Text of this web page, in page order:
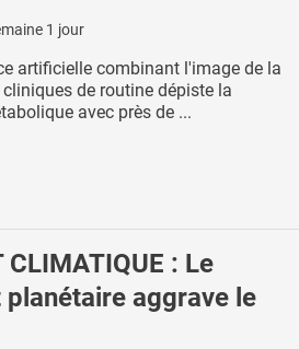
1 jour
artificielle combinant l'image de la
de routine dépiste la
avec près de ...
CLIMATIQUE : Le
aggrave le